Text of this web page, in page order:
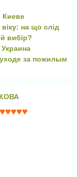
Киеве
на що слід
вибір?
за пожилым